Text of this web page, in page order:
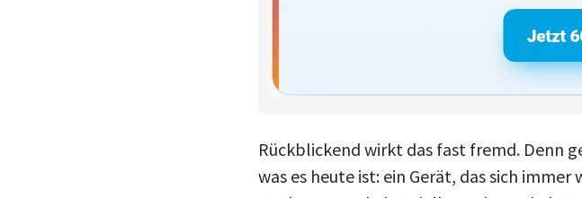
Rückblickend wirkt das fast fremd. Denn
was es heute ist: ein Gerät, das sich